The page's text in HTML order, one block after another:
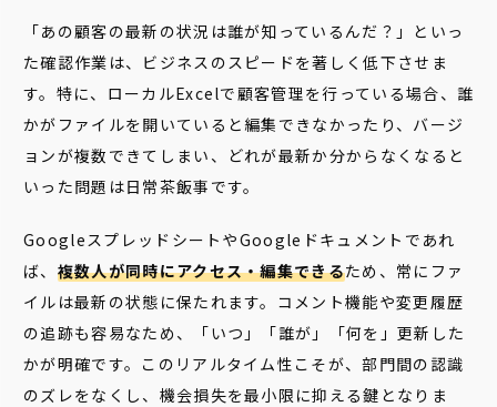
「あの顧客の最新の状況は誰が知っているんだ？」といっ
た確認作業は、ビジネスのスピードを著しく低下させま
す。特に、ローカルExcelで顧客管理を行っている場合、誰
かがファイルを開いていると編集できなかったり、バージ
ョンが複数できてしまい、どれが最新か分からなくなると
いった問題は日常茶飯事です。
GoogleスプレッドシートやGoogleドキュメントであれ
ば、 複数人が同時にアクセス・編集できるため、常にファ
イルは最新の状態に保たれます。コメント機能や変更履歴
の追跡も容易なため、「いつ」「誰が」「何を」更新した
かが明確です。このリアルタイム性こそが、部門間の認識
のズレをなくし、機会損失を最小限に抑える鍵となりま